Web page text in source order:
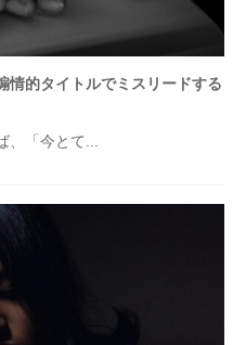
情的タイトルでミスリードする
「今とて...